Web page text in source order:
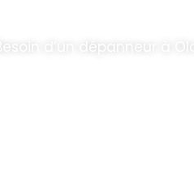
Besoin d’un dépanneur à